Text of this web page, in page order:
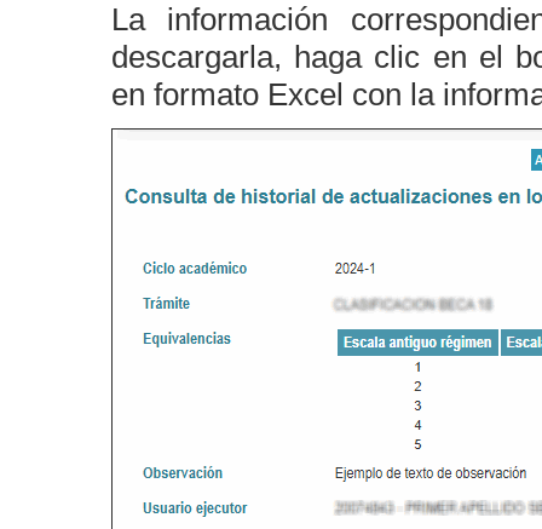
La información
descargarla, haga clic en el
en formato Excel con la